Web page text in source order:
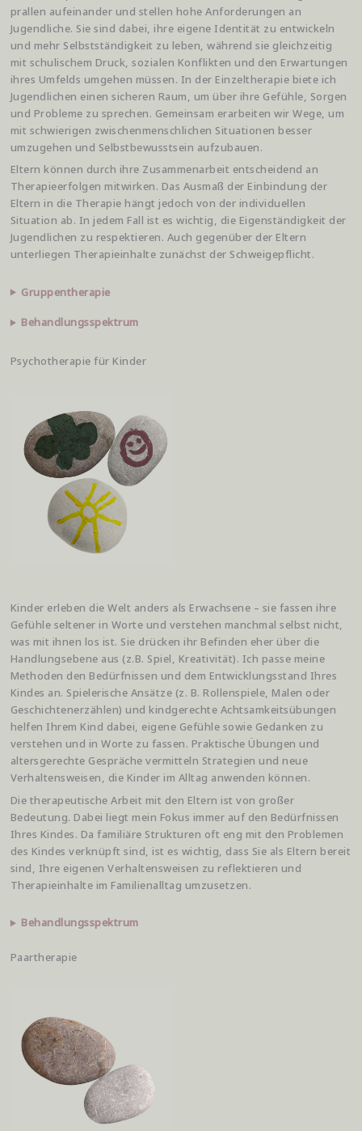
prallen aufeinander und stellen hohe Anforderungen an
Jugendliche. Sie sind dabei, ihre eigene Identität zu entwickeln
und mehr Selbstständigkeit zu leben, während sie gleichzeitig
mit schulischem Druck, sozialen Konflikten und den Erwartungen
ihres Umfelds umgehen müssen. In der Einzeltherapie biete ich
Jugendlichen einen sicheren Raum, um über ihre Gefühle, Sorgen
und Probleme zu sprechen. Gemeinsam erarbeiten wir Wege, um
mit schwierigen zwischenmenschlichen Situationen besser
umzugehen und Selbstbewusstsein aufzubauen.
Eltern können durch ihre Zusammenarbeit entscheidend an
Therapieerfolgen mitwirken. Das Ausmaß der Einbindung der
Eltern in die Therapie hängt jedoch von der individuellen
Situation ab. In jedem Fall ist es wichtig, die Eigenständigkeit der
Jugendlichen zu respektieren. Auch gegenüber der Eltern
unterliegen Therapieinhalte zunächst der Schweigepflicht.
Gruppentherapie
Behandlungsspektrum
Psychotherapie für Kinder
Kinder erleben die Welt anders als Erwachsene – sie fassen ihre
Gefühle seltener in Worte und verstehen manchmal selbst nicht,
was mit ihnen los ist. Sie drücken ihr Befinden eher über die
Handlungsebene aus (z.B. Spiel, Kreativität). Ich passe meine
Methoden den Bedürfnissen und dem Entwicklungsstand Ihres
Kindes an. Spielerische Ansätze (z. B. Rollenspiele, Malen oder
Geschichtenerzählen) und kindgerechte Achtsamkeitsübungen
helfen Ihrem Kind dabei, eigene Gefühle sowie Gedanken zu
verstehen und in Worte zu fassen. Praktische Übungen und
altersgerechte Gespräche vermitteln Strategien und neue
Verhaltensweisen, die Kinder im Alltag anwenden können.
Die therapeutische Arbeit mit den Eltern ist von großer
Bedeutung. Dabei liegt mein Fokus immer auf den Bedürfnissen
Ihres Kindes. Da familiäre Strukturen oft eng mit den Problemen
des Kindes verknüpft sind, ist es wichtig, dass Sie als Eltern bereit
sind, Ihre eigenen Verhaltensweisen zu reflektieren und
Therapieinhalte im Familienalltag umzusetzen.
Behandlungsspektrum
Paartherapie